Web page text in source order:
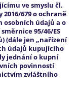
ve smyslu čl.
679 o ochraně
osobních údajů a o
95/46/ES
(dále jen „nařízení
údajů kupujícího
jednání o kupní
povinností
zvláštního